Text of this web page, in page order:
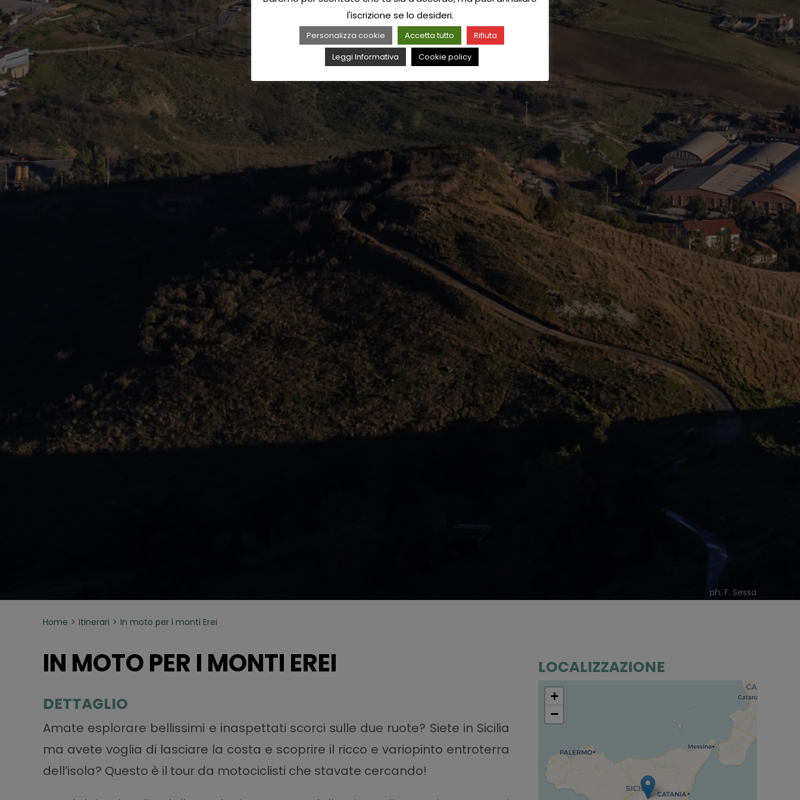
ph. F. Sessa
Home Itinerari In moto per i monti Erei
IN MOTO PER I MONTI EREI
DETTAGLIO
Amate esplorare bellissimi e inaspettati scorci sulle due ruote? Siete in Sicilia
ma avete voglia di lasciare la costa e scoprire il ricco e variopinto entroterra
dell’isola? Questo è il tour da motociclisti che stavate cercando!
LOCALIZZAZIONE
+
−
l'iscrizione se lo desideri.
Personalizza cookie Accetta tutto
Rifiuta
Leggi Informativa
Cookie policy